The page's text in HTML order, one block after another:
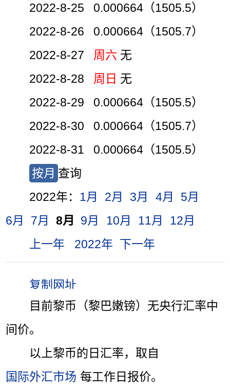
2022-8-25 0.000664（1505.5）
2022-8-26 0.000664（1505.7）
2022-8-27 周六 无
2022-8-28 周日 无
2022-8-29 0.000664（1505.5）
2022-8-30 0.000664（1505.7）
2022-8-31 0.000664（1505.5）
按月 查询
2022年： 1月 2月 3月 4月
5月
6月
7月 8月 9月 10月 11月
12月
上一年
2022年 下一年
目前黎币（黎巴嫩镑）无央行汇率中
间价。
以上黎币的日汇率，取自
国际外汇市场 每工作日报价。